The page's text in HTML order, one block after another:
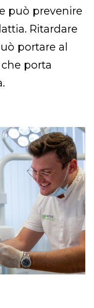
può prevenire
Ritardare
portare al
porta